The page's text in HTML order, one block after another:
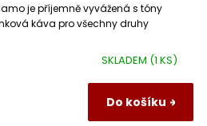
SKLADEM (1 KS)
Do košíku
je příjemně vyvážená s tóny
káva pro všechny druhy